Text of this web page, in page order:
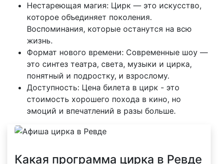
Нестареющая магия: Цирк — это искусство,
которое объединяет поколения.
Воспоминания, которые останутся на всю
жизнь.
Формат нового времени: Современные шоу —
это синтез театра, света, музыки и цирка,
понятный и подростку, и взрослому.
Доступность: Цена билета в цирк - это
стоимость хорошего похода в кино, но
эмоций и впечатлений в разы больше.
Какая программа цирка в Ревде